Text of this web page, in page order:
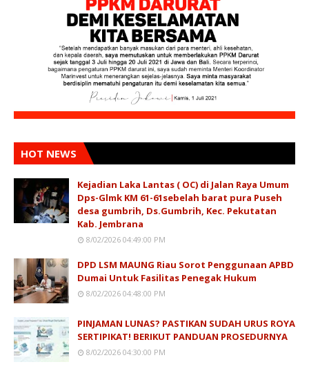
HOT NEWS
Kejadian Laka Lantas ( OC) di Jalan Raya Umum
Dps-Glmk KM 61-61sebelah barat pura Puseh
desa gumbrih, Ds.Gumbrih, Kec. Pekutatan
Kab. Jembrana
8/02/2026 04:49:00 PM
DPD LSM MAUNG Riau Sorot Penggunaan APBD
Dumai Untuk Fasilitas Penegak Hukum
8/02/2026 04:48:00 PM
PINJAMAN LUNAS? PASTIKAN SUDAH URUS ROYA
SERTIPIKAT! BERIKUT PANDUAN PROSEDURNYA
8/02/2026 04:30:00 PM